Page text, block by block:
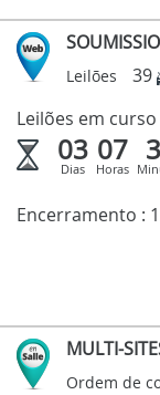
Leilões
39
Leilões em curso
03
Dias
07
Horas
Encerramento :
MULTI-
Ordem de